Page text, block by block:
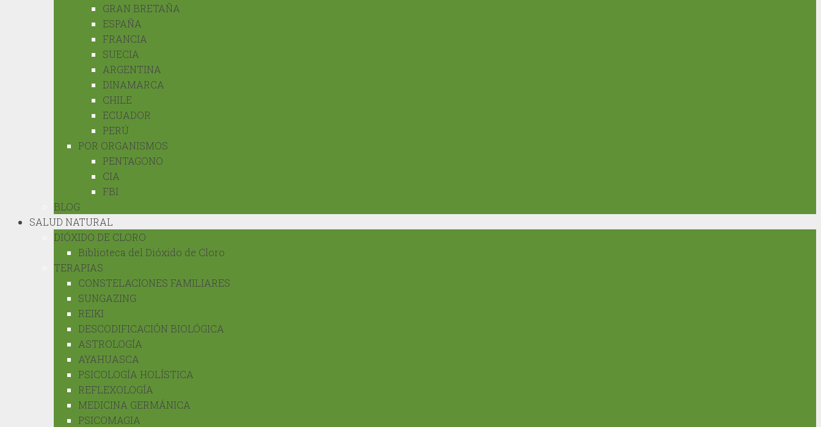
GRAN BRETAÑA
ESPAÑA
FRANCIA
SUECIA
ARGENTINA
DINAMARCA
CHILE
ECUADOR
PERÚ
POR ORGANISMOS
PENTAGONO
CIA
FBI
BLOG
SALUD NATURAL
DIÓXIDO DE CLORO
Biblioteca del Dióxido de Cloro
TERAPIAS
CONSTELACIONES FAMILIARES
SUNGAZING
REIKI
DESCODIFICACIÓN BIOLÓGICA
ASTROLOGÍA
AYAHUASCA
PSICOLOGÍA HOLÍSTICA
REFLEXOLOGÍA
MEDICINA GERMÁNICA
PSICOMAGIA